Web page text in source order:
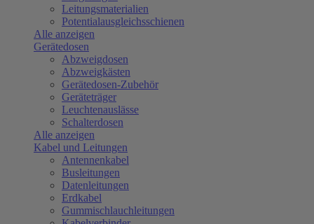
Leitungsmaterialien
Potentialausgleichsschienen
Alle anzeigen
Gerätedosen
Abzweigdosen
Abzweigkästen
Gerätedosen-Zubehör
Geräteträger
Leuchtenauslässe
Schalterdosen
Alle anzeigen
Kabel und Leitungen
Antennenkabel
Busleitungen
Datenleitungen
Erdkabel
Gummischlauchleitungen